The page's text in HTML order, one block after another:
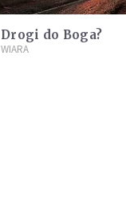
Drogi do Boga?
WIARA